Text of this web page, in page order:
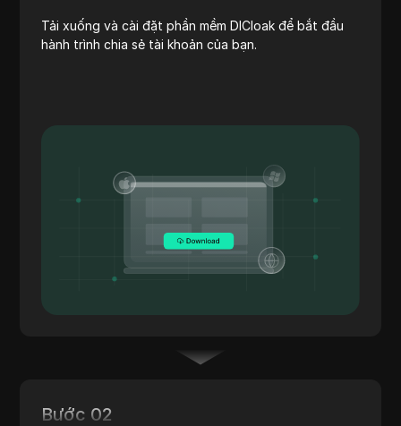
Tải xuống và cài đặt phần mềm DICloak để bắt đầu
hành trình chia sẻ tài khoản của bạn.
Bước 02